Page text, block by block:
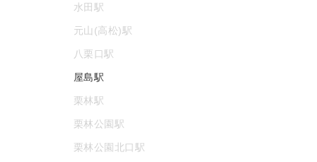
水田駅
元山(高松)駅
八栗口駅
屋島駅
栗林駅
栗林公園駅
栗林公園北口駅